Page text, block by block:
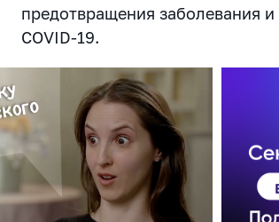
предотвращения заболевания
COVID-19.